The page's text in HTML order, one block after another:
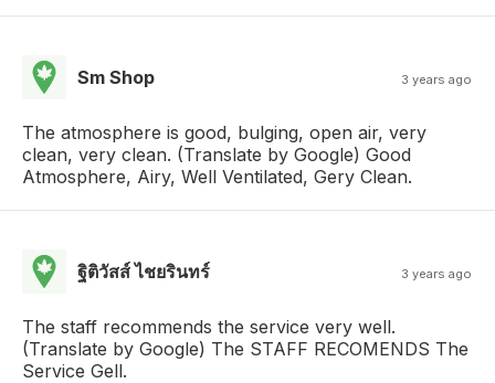
Sm Shop 3 years ago
The atmosphere is good, bulging, open air, very
clean, very clean. (Translate by Google) Good
Atmosphere, Airy, Well Ventilated, Gery Clean.
ฐิติวัสส์ ไชยรินทร์ 3 years ago
The staff recommends the service very well.
(Translate by Google) The STAFF RECOMENDS The
Service Gell.